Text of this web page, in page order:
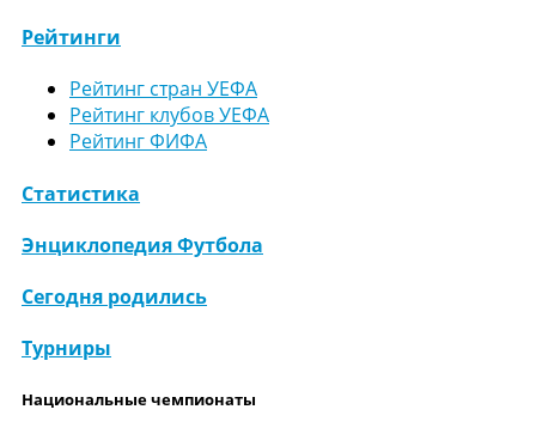
Рейтинги
Рейтинг стран УЕФА
Рейтинг клубов УЕФА
Рейтинг ФИФА
Статистика
Энциклопедия Футбола
Сегодня родились
Турниры
Национальные чемпионаты